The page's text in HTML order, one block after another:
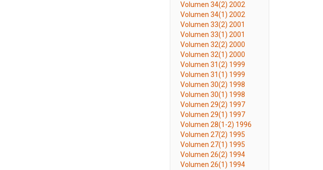
Volumen 34(2) 2002
Volumen 34(1) 2002
Volumen 33(2) 2001
Volumen 33(1) 2001
Volumen 32(2) 2000
Volumen 32(1) 2000
Volumen 31(2) 1999
Volumen 31(1) 1999
Volumen 30(2) 1998
Volumen 30(1) 1998
Volumen 29(2) 1997
Volumen 29(1) 1997
Volumen 28(1-2) 1996
Volumen 27(2) 1995
Volumen 27(1) 1995
Volumen 26(2) 1994
Volumen 26(1) 1994